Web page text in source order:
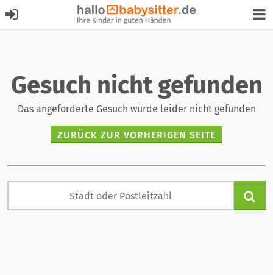
Gesuch nicht gefunden
Das angeforderte Gesuch wurde leider nicht gefunden
ZURÜCK ZUR VORHERIGEN SEITE